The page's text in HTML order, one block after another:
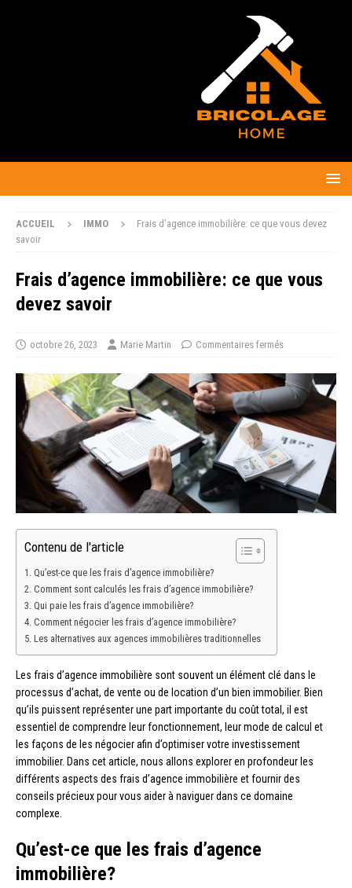
ACCUEIL IMMO
Frais d’agence immobilière: ce que vous devez
savoir
Frais d’agence immobilière: ce que vous
devez savoir
octobre 26, 2023 Marie Martin Commentaires fermés
Contenu de l'article
Qu’est-ce que les frais d’agence immobilière?
Comment sont calculés les frais d’agence immobilière?
Qui paie les frais d’agence immobilière?
Comment négocier les frais d’agence immobilière?
Les alternatives aux agences immobilières traditionnelles
Les frais d’agence immobilière sont souvent un élément clé dans le
processus d’achat, de vente ou de location d’un bien immobilier. Bien
qu’ils puissent représenter une part importante du coût total, il est
essentiel de comprendre leur fonctionnement, leur mode de calcul et
les façons de les négocier afin d’optimiser votre investissement
immobilier. Dans cet article, nous allons explorer en profondeur les
différents aspects des frais d’agence immobilière et fournir des
conseils précieux pour vous aider à naviguer dans ce domaine
complexe.
Qu’est-ce que les frais d’agence
immobilière?